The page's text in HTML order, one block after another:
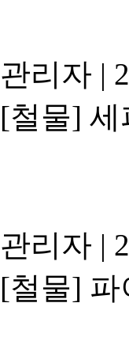
관리자 |
[철물] 세
관리자 |
[철물] 파